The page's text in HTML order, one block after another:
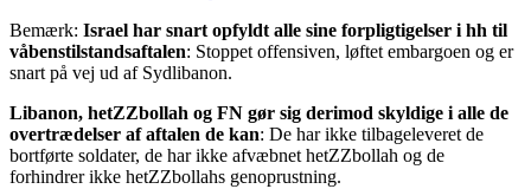
Bemærk: Israel har snart opfyldt alle sine forpligtigelser i hh til
våbenstilstandsaftalen: Stoppet offensiven, løftet embargoen og er
snart på vej ud af Sydlibanon.
Libanon, hetZZbollah og FN gør sig derimod skyldige i alle de
overtrædelser af aftalen de kan: De har ikke tilbageleveret de
bortførte soldater, de har ikke afvæbnet hetZZbollah og de
forhindrer ikke hetZZbollahs genoprustning.